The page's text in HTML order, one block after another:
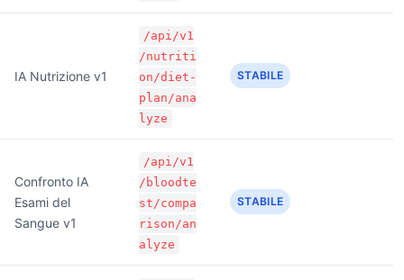
IA Nutrizione v1
/api/v1
/nutriti
on/diet-
plan/ana
lyze
STABILE
Confronto IA
Esami del
Sangue v1
/api/v1
/bloodte
st/compa
rison/an
alyze
STABILE